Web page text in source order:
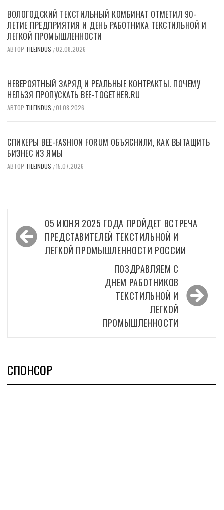
ВОЛОГОДСКИЙ ТЕКСТИЛЬНЫЙ КОМБИНАТ ОТМЕТИЛ 90-
ЛЕТИЕ ПРЕДПРИЯТИЯ И ДЕНЬ РАБОТНИКА ТЕКСТИЛЬНОЙ И
ЛЕГКОЙ ПРОМЫШЛЕННОСТИ
АВТОР TILEINDUS /02.08.2026
НЕВЕРОЯТНЫЙ ЗАРЯД И РЕАЛЬНЫЕ КОНТРАКТЫ. ПОЧЕМУ
НЕЛЬЗЯ ПРОПУСКАТЬ BEE-TOGETHER.RU
АВТОР TILEINDUS /01.08.2026
СПИКЕРЫ BEE-FASHION FORUM ОБЪЯСНИЛИ, КАК ВЫТАЩИТЬ
БИЗНЕС ИЗ ЯМЫ
АВТОР TILEINDUS /15.07.2026
Навигация
по
записям
05 ИЮНЯ 2025 ГОДА ПРОЙДЕТ ВСТРЕЧА
ПРЕДСТАВИТЕЛЕЙ ТЕКСТИЛЬНОЙ И
ЛЕГКОЙ ПРОМЫШЛЕННОСТИ РОССИИ
ПОЗДРАВЛЯЕМ С
ДНЕМ РАБОТНИКОВ
ТЕКСТИЛЬНОЙ И
ЛЕГКОЙ
ПРОМЫШЛЕННОСТИ
СПОНСОР